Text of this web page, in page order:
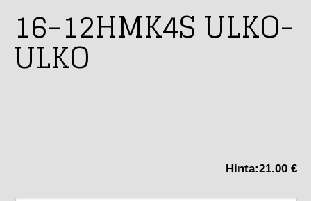
16-12HMK4S ULKO-
ULKO
Hinta:21.00 €